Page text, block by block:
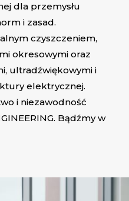
dla przemysłu
i zasad.
czyszczeniem,
okresowymi oraz
ultradźwiękowymi i
elektrycznej.
i niezawodność
Bądźmy w